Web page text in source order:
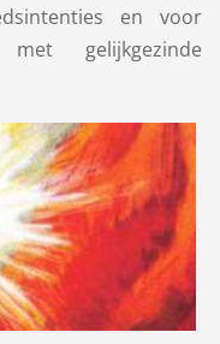
en voor
met gelijkgezinde